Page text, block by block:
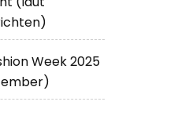
Week 2025